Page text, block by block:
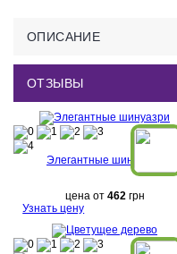
ОПИСАНИЕ
ОТЗЫВЫ
Элегантные шинуазри
цена от 462грн
Узнать цену